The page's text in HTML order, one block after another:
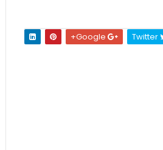
Twitter